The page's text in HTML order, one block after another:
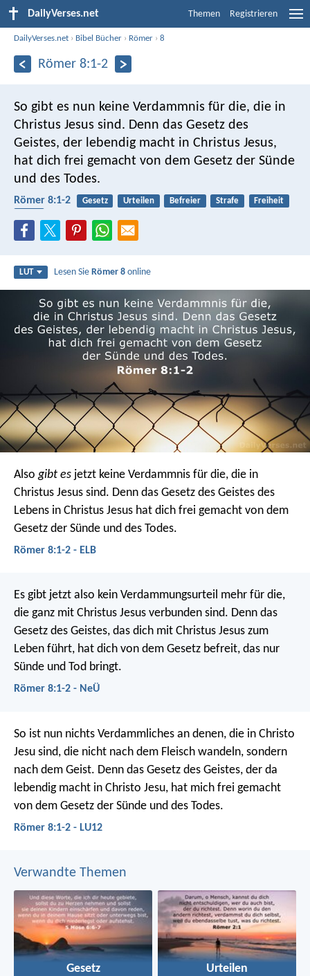
DailyVerses.net Themen Registrieren
DailyVerses.net › Bibel Bücher › Römer ›8
Römer 8:1-2
So gibt es nun keine Verdammnis für die, die in
Christus Jesus sind. Denn das Gesetz des
Geistes, der lebendig macht in Christus Jesus,
hat dich frei gemacht von dem Gesetz der Sünde
und des Todes.
Römer 8:1-2 Gesetz Urteilen Befreier Strafe
Freiheit
LUT Lesen SieRömer 8 online
Also gibt es jetzt keine Verdammnis für die, die in
Christus Jesus sind. Denn das Gesetz des Geistes des
Lebens in Christus Jesus hat dich frei gemacht von dem
Gesetz der Sünde und des Todes.
Römer 8:1-2 - ELB
Es gibt jetzt also kein Verdammungsurteil mehr für die,
die ganz mit Christus Jesus verbunden sind. Denn das
Gesetz des Geistes, das dich mit Christus Jesus zum
Leben führt, hat dich von dem Gesetz befreit, das nur
Sünde und Tod bringt.
Römer 8:1-2 - NeÜ
So ist nun nichts Verdammliches an denen, die in Christo
Jesu sind, die nicht nach dem Fleisch wandeln, sondern
nach dem Geist. Denn das Gesetz des Geistes, der da
lebendig macht in Christo Jesu, hat mich frei gemacht
von dem Gesetz der Sünde und des Todes.
Römer 8:1-2 - LU12
Verwandte Themen
Gesetz Urteilen